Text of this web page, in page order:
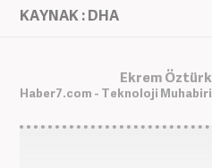
KAYNAK : DHA
Ekrem Öztürk
Haber7.com - Teknoloji Muhabiri